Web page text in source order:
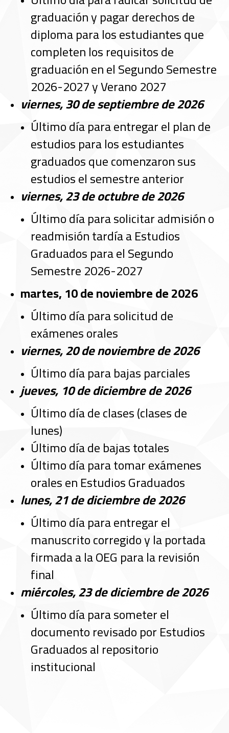
graduación y pagar derechos de
diploma para los estudiantes que
completen los requisitos de
graduación en el Segundo Semestre
2026-2027 y Verano 2027
viernes, 30 de septiembre de 2026
Último día para entregar el plan de
estudios para los estudiantes
graduados que comenzaron sus
estudios el semestre anterior
viernes, 23 de octubre de 2026
Último día para solicitar admisión o
readmisión tardía a Estudios
Graduados para el Segundo
Semestre 2026-2027
martes, 10 de noviembre de 2026
Último día para solicitud de
exámenes orales
viernes, 20 de noviembre de 2026
Último día para bajas parciales
jueves, 10 de diciembre de 2026
Último día de clases (clases de
lunes)
Último día de bajas totales
Último día para tomar exámenes
orales en Estudios Graduados
lunes, 21 de diciembre de 2026
Último día para entregar el
manuscrito corregido y la portada
firmada a la OEG para la revisión
final
miércoles, 23 de diciembre de 2026
Último día para someter el
documento revisado por Estudios
Graduados al repositorio
institucional